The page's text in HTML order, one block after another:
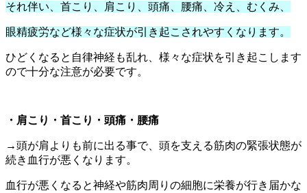
それ伴い、首こり、肩こり、頭痛、腰痛、冷え、むくみ、
眼精疲労など様々な症状が引き起こされやすくなります。
ひどくなると自律神経も乱れ、様々な症状を引き起こします
ので十分な注意が必要です。
・肩こり・首こり・頭痛・腰痛
→頭が肩よりも前に出る事で、頭を支える筋肉の緊張状態が
続き血行が悪くなります。
血行が悪くなると神経や筋肉周りの細胞に栄養が行き届かな